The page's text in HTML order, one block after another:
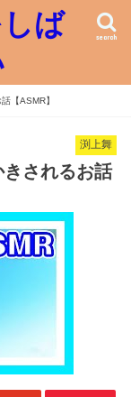
ば
search
【ASMR】
渕上舞
きされるお話